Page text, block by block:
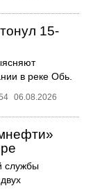
15-
в реке Обь.
06.08.2026
службы